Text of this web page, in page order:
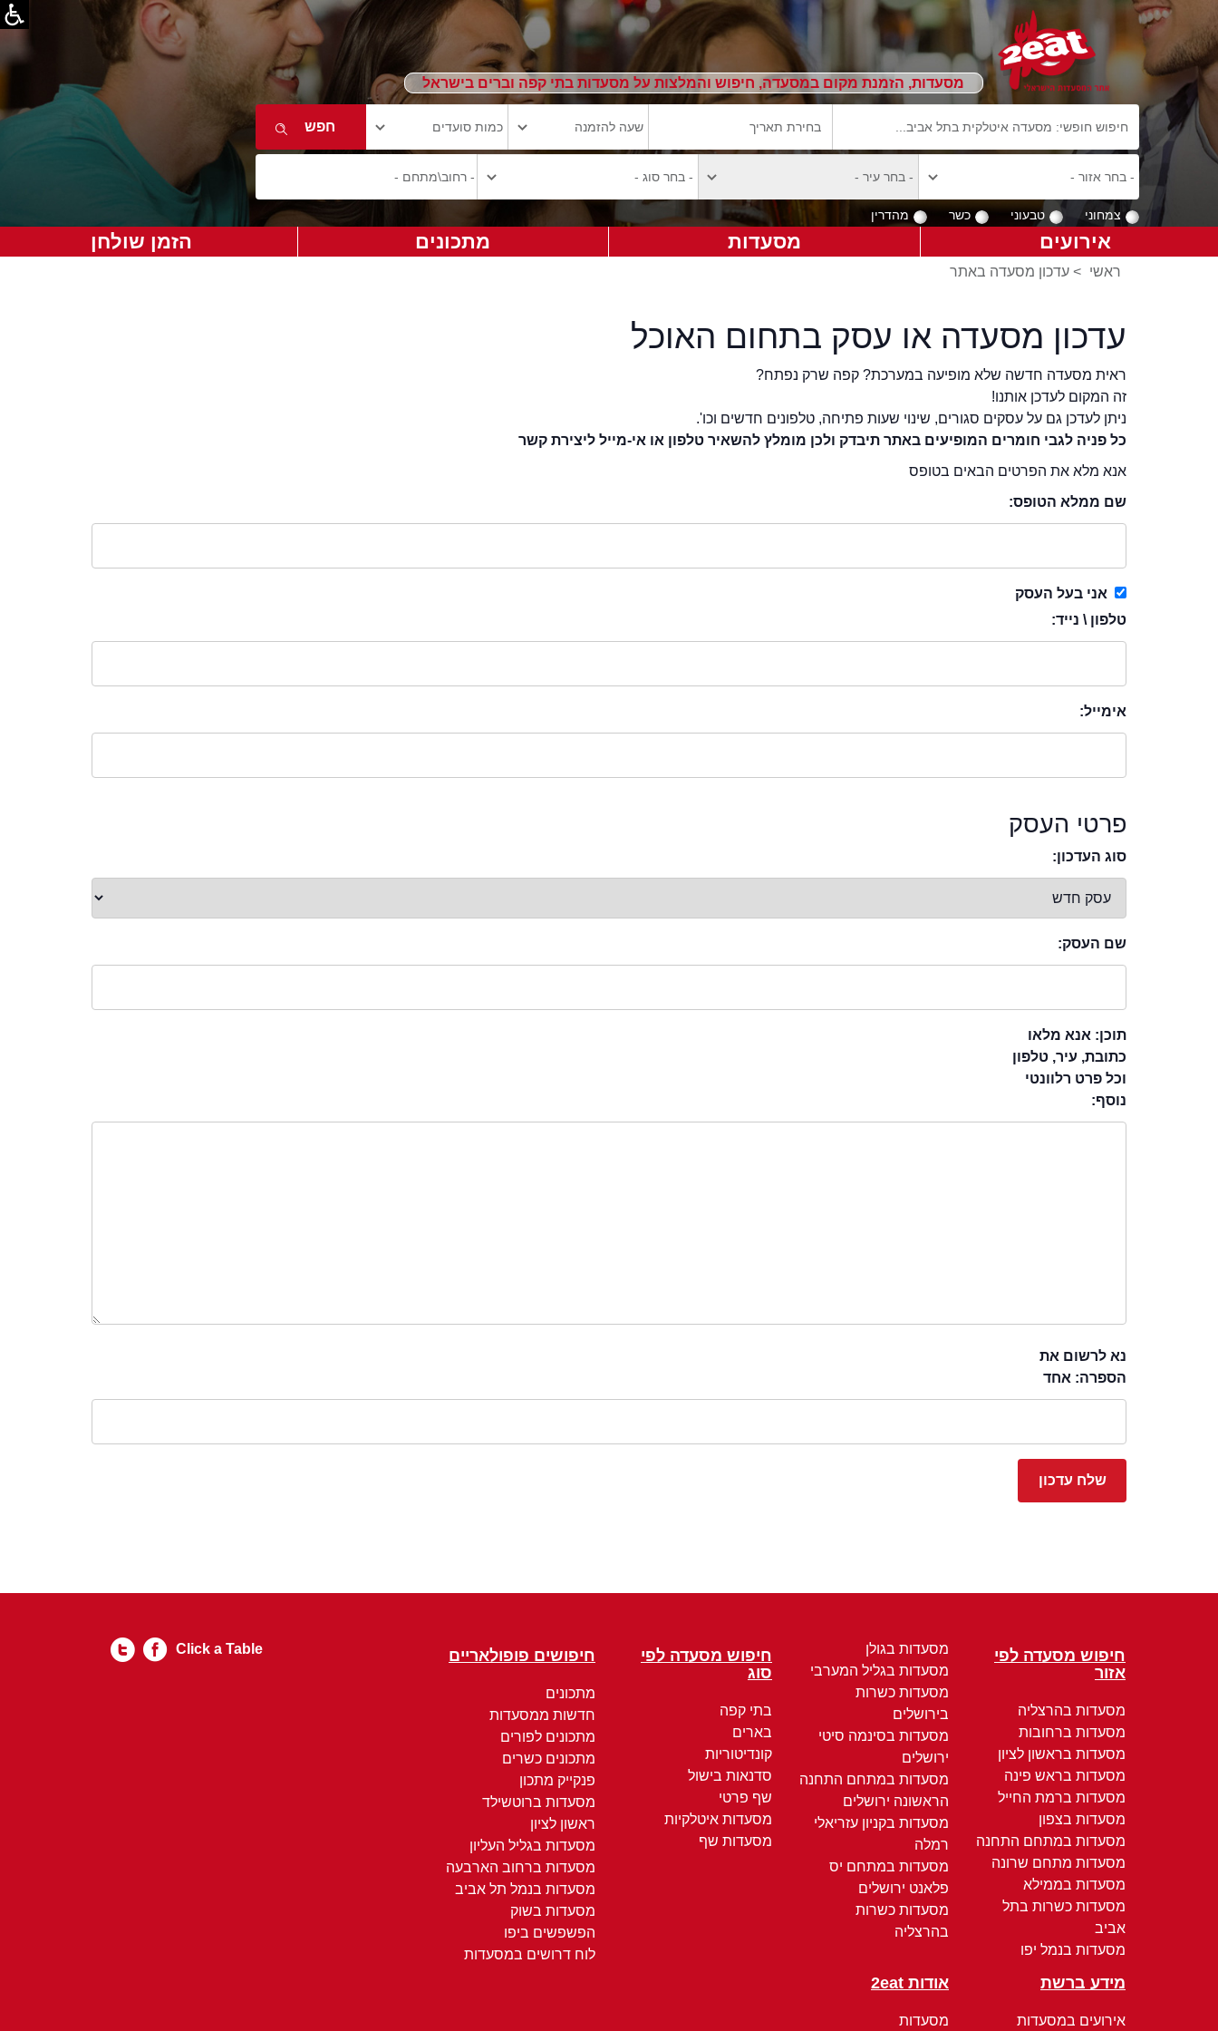
מסעדות, הזמנת מקום במסעדה, חיפוש והמלצות על מסעדות בתי קפה וברים בישראל
צמחוני טבעוני כשר מהדרין
אירועים מסעדות מתכונים הזמן שולחן
ראשי > עדכון מסעדה באתר
עדכון מסעדה או עסק בתחום האוכל
ראית מסעדה חדשה שלא מופיעה במערכת? קפה שרק נפתח?
זה המקום לעדכן אותנו!
ניתן לעדכן גם על עסקים סגורים, שינוי שעות פתיחה, טלפונים חדשים וכו'.
כל פניה לגבי חומרים המופיעים באתר תיבדק ולכן מומלץ להשאיר טלפון או אי-מייל ליצירת קשר
אנא מלא את הפרטים הבאים בטופס
שם ממלא הטופס:
אני בעל העסק
טלפון \ נייד:
אימייל:
פרטי העסק
סוג העדכון:
שם העסק:
תוכן: אנא מלאו
כתובת, עיר, טלפון
וכל פרט רלוונטי
נוסף:
נא לרשום את
הספרה: אחד
חיפוש מסעדה לפי
אזור
מסעדות בהרצליה
מסעדות ברחובות
מסעדות בראשון לציון
מסעדות בראש פינה
מסעדות ברמת החייל
מסעדות בצפון
מסעדות במתחם התחנה
מסעדות מתחם שרונה
מסעדות בממילא
מסעדות כשרות בתל
אביב
מסעדות בנמל יפו
מסעדות בגולן
מסעדות בגליל המערבי
מסעדות כשרות
בירושלים
מסעדות בסינמה סיטי
ירושלים
מסעדות במתחם התחנה
הראשונה ירושלים
מסעדות בקניון עזריאלי
רמלה
מסעדות במתחם יס
פלאנט ירושלים
מסעדות כשרות
בהרצליה
חיפוש מסעדה לפי
סוג
בתי קפה
בארים
קונדיטוריות
סדנאות בישול
שף פרטי
מסעדות איטלקיות
מסעדות שף
חיפושים פופולאריים
מתכונים
חדשות ממסעדות
מתכונים לפורים
מתכונים כשרים
פנקייק מתכון
מסעדות ברוטשילד
ראשון לציון
מסעדות בגליל העליון
מסעדות ברחוב הארבעה
מסעדות בנמל תל אביב
מסעדות בשוק
הפשפשים ביפו
לוח דרושים במסעדות
מידע ברשת
אירועים במסעדות
אודות 2eat
מסעדות
Click a Table